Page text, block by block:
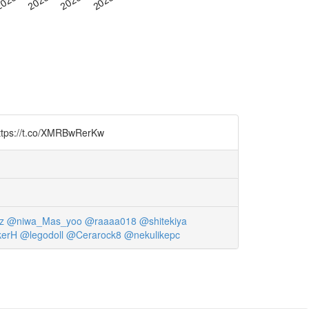
t.co/XMRBwRerKw
@niwa_Mas_yoo @raaaa018 @shitekiya
@legodoll @Cerarock8 @nekulikepc